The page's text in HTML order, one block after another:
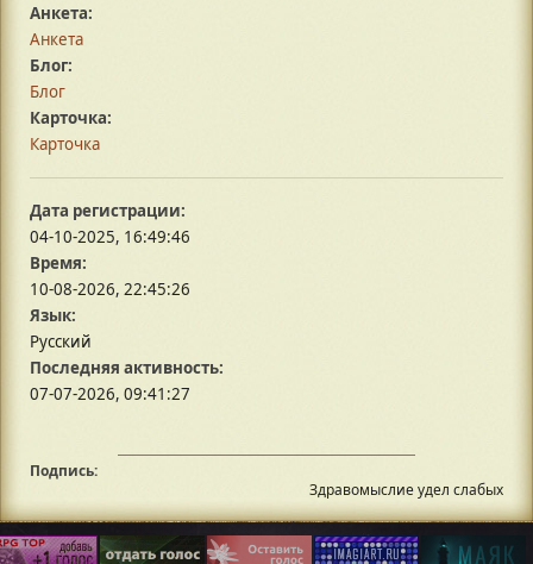
Анкета:
Анкета
Блог:
Блог
Карточка:
Карточка
Дата регистрации:
04-10-2025, 16:49:46
Время:
10-08-2026, 22:45:26
Язык:
Русский
Последняя активность:
07-07-2026, 09:41:27
Подпись:
Здравомыслие удел слабых